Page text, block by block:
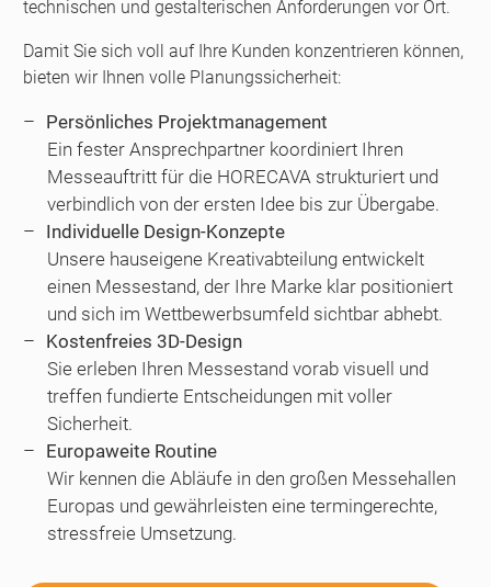
technischen und gestalterischen Anforderungen vor Ort.
Damit Sie sich voll auf Ihre Kunden konzentrieren können,
bieten wir Ihnen volle Planungssicherheit:
Persönliches Projektmanagement
Ein fester Ansprechpartner koordiniert Ihren
Messeauftritt für die HORECAVA strukturiert und
verbindlich von der ersten Idee bis zur Übergabe.
Individuelle Design-Konzepte
Unsere hauseigene Kreativabteilung entwickelt
einen Messestand, der Ihre Marke klar positioniert
und sich im Wettbewerbsumfeld sichtbar abhebt.
Kostenfreies 3D-Design
Sie erleben Ihren Messestand vorab visuell und
treffen fundierte Entscheidungen mit voller
Sicherheit.
Europaweite Routine
Wir kennen die Abläufe in den großen Messehallen
Europas und gewährleisten eine termingerechte,
stressfreie Umsetzung.